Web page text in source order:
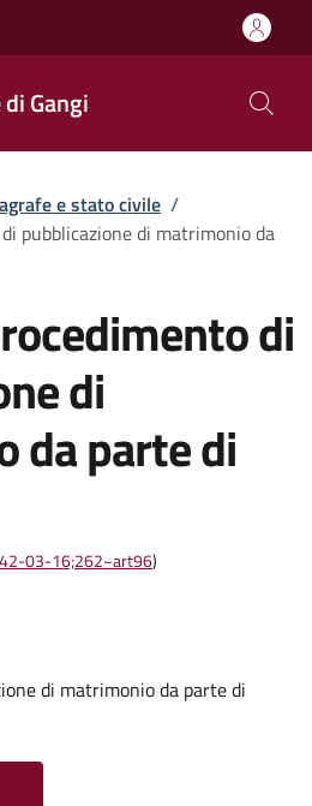
Gangi
e stato civile /
pubblicazione di matrimonio da
di
di
da parte di
03-16;262~art96)
di matrimonio da parte di